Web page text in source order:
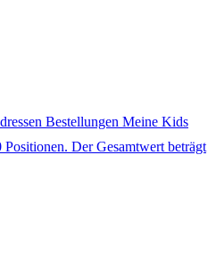
Bestellungen Meine Kids
Der Gesamtwert beträgt